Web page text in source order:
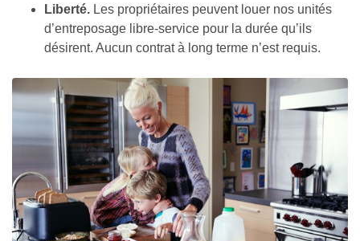
Liberté. Les propriétaires peuvent louer nos unités
d’entreposage libre-service pour la durée qu’ils
désirent. Aucun contrat à long terme n’est requis.